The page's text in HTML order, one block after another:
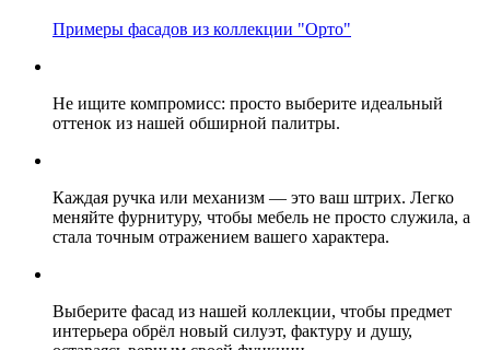
Примеры фасадов из коллекции "Орто"
Не ищите компромисс: просто выберите идеальный
оттенок из нашей обширной палитры.
Каждая ручка или механизм — это ваш штрих. Легко
меняйте фурнитуру, чтобы мебель не просто служила, а
стала точным отражением вашего характера.
Выберите фасад из нашей коллекции, чтобы предмет
интерьера обрёл новый силуэт, фактуру и душу,